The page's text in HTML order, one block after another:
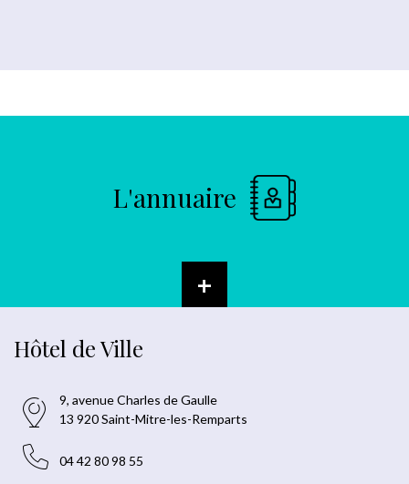
L'annuaire
+
Hôtel de Ville
9, avenue Charles de Gaulle
13 920 Saint-Mitre-les-Remparts
04 42 80 98 55